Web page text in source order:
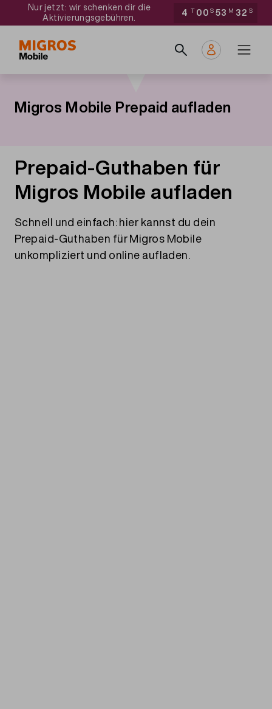
Direkt
zum
Inhalt
Navigate
to
home
page
Nur jetzt: wir schenken dir die
Aktivierungsgebühren.
4 T 00 S 53 M 31 S
navigation
Migros Mobile Prepaid aufladen
Prepaid-Guthaben für
Migros Mobile aufladen
Schnell und einfach: hier kannst du dein
Prepaid-Guthaben für Migros Mobile
unkompliziert und online aufladen.